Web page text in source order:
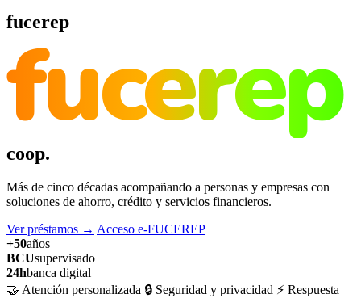
fucerep
fucerep
coop.
Más de cinco décadas acompañando a personas y empresas con
soluciones de ahorro, crédito y servicios financieros.
Ver préstamos → Acceso e-FUCEREP
+50años
BCUsupervisado
24hbanca digital
🤝 Atención personalizada 🔒 Seguridad y privacidad ⚡ Respuesta